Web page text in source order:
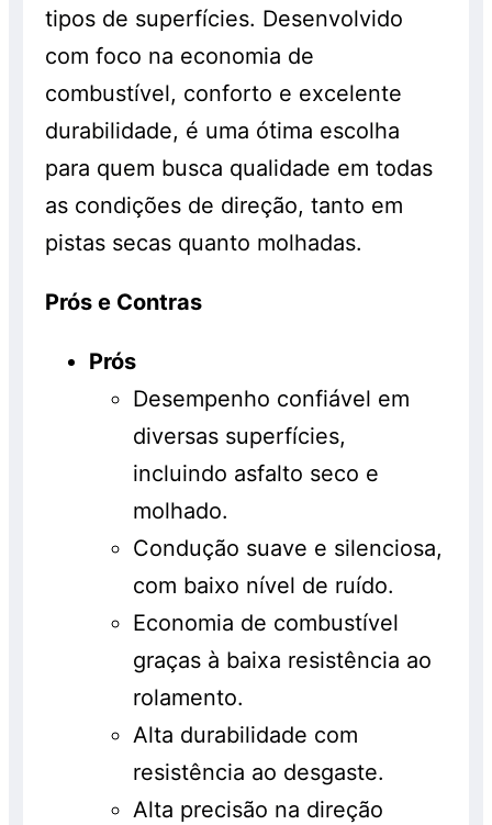
tipos de superfícies. Desenvolvido
com foco na economia de
combustível, conforto e excelente
durabilidade, é uma ótima escolha
para quem busca qualidade em todas
as condições de direção, tanto em
pistas secas quanto molhadas.
Prós e Contras
Prós
Desempenho confiável em
diversas superfícies,
incluindo asfalto seco e
molhado.
Condução suave e silenciosa,
com baixo nível de ruído.
Economia de combustível
graças à baixa resistência ao
rolamento.
Alta durabilidade com
resistência ao desgaste.
Alta precisão na direção